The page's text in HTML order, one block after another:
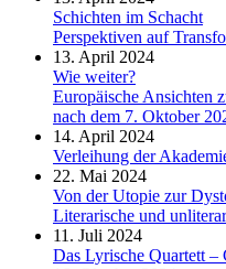
Schichten im Schacht
Perspektiven auf
13. April 2024
Wie weiter?
Europäische Ansichten
nach dem 7. Oktober
14. April 2024
Verleihung der
22. Mai 2024
Von der Utopie zur
Literarische und
11. Juli 2024
Das Lyrische Quartett –